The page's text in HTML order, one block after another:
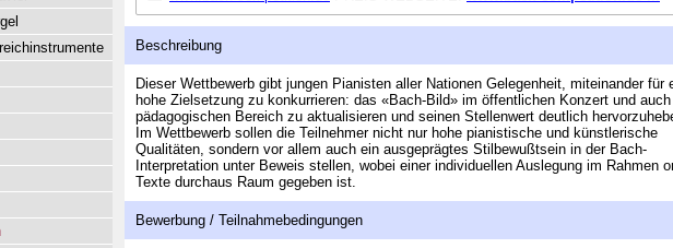
Beschreibung
Dieser Wettbewerb gibt jungen Pianisten aller Nationen Gelegenheit, miteinander für
hohe Zielsetzung zu konkurrieren: das «Bach-Bild» im öffentlichen Konzert und
pädagogischen Bereich zu aktualisieren und seinen Stellenwert deutlich
Im Wettbewerb sollen die Teilnehmer nicht nur hohe pianistische und künstlerische
Qualitäten, sondern vor allem auch ein ausgeprägtes Stilbewußtsein in der Bach-
Interpretation unter Beweis stellen, wobei einer individuellen Auslegung im Rahmen
Texte durchaus Raum gegeben ist.
Bewerbung / Teilnahmebedingungen